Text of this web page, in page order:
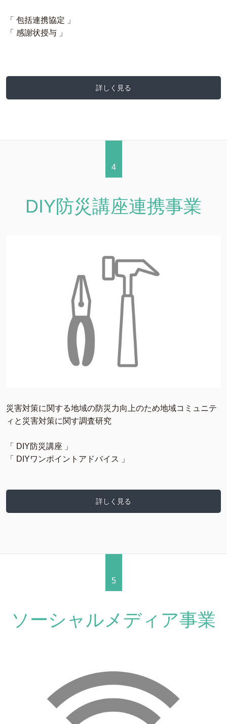
「 包括連携協定 」
「 感謝状授与 」
詳しく見る
4
DIY防災講座連携事業
災害対策に関する地域の防災力向上のため地域コミュニテ
ィと災害対策に関す調査研究
「 DIY防災講座 」
「 DIYワンポイントアドバイス 」
詳しく見る
5
ソーシャルメディア事業